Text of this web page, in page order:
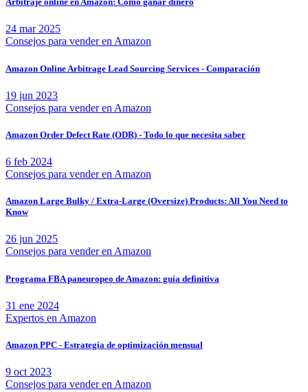
24 mar 2025
Consejos para vender en Amazon
Amazon Online Arbitrage Lead Sourcing Services - Comparación
19 jun 2023
Consejos para vender en Amazon
Amazon Order Defect Rate (ODR) - Todo lo que necesita saber
6 feb 2024
Consejos para vender en Amazon
Amazon Large Bulky / Extra-Large (Oversize) Products: All You Need to
Know
26 jun 2025
Consejos para vender en Amazon
Programa FBA paneuropeo de Amazon: guía definitiva
31 ene 2024
Expertos en Amazon
Amazon PPС - Estrategia de optimización mensual
9 oct 2023
Consejos para vender en Amazon